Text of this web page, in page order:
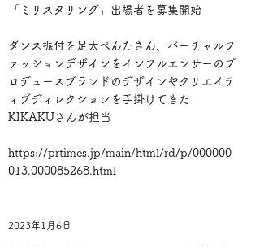
「ミリスタリング」出場者を募集開始
ダンス振付を足太ぺんたさん、バーチャルフ
ァッションデザインをインフルエンサーのプ
ロデュースブランドのデザインやクリエイテ
ィブディレクションを手掛けてきた
KIKAKUさんが担当
https://prtimes.jp/main/html/rd/p/000000
013.000085268.html
2023年1月6日